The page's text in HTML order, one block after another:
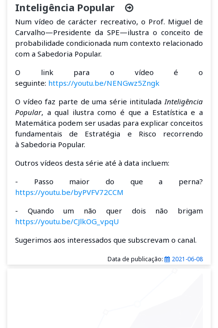
Inteligência Popular
Num vídeo de carácter recreativo, o Prof. Miguel de
Carvalho—Presidente da SPE—ilustra o conceito de
probabilidade condicionada num contexto relacionado
com a Sabedoria Popular.
O link para o vídeo é o
seguinte: https://youtu.be/NENGwz5Zngk
O vídeo faz parte de uma série intitulada Inteligência
Popular, a qual ilustra como é que a Estatística e a
Matemática podem ser usadas para explicar conceitos
fundamentais de Estratégia e Risco recorrendo
à Sabedoria Popular.
Outros vídeos desta série até à data incluem:
- Passo maior do que a perna?
https://youtu.be/byPVFV72CCM
- Quando um não quer dois não brigam
https://youtu.be/CJlkOG_vpqU
Sugerimos aos interessados que subscrevam o canal.
Data de publicação: 2021-06-08